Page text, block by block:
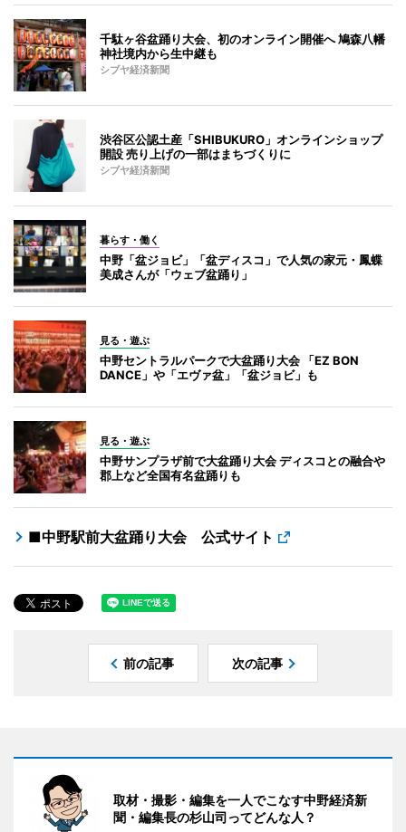
千駄ヶ谷盆踊り大会、初のオンライン開催へ 鳩森八幡
神社境内から生中継も
シブヤ経済新聞
渋谷区公認土産「SHIBUKURO」オンラインショップ
開設 売り上げの一部はまちづくりに
シブヤ経済新聞
暮らす・働く
中野「盆ジョビ」「盆ディスコ」で人気の家元・鳳蝶
美成さんが「ウェブ盆踊り」
見る・遊ぶ
中野セントラルパークで大盆踊り大会 「EZ BON
DANCE」や「エヴァ盆」「盆ジョビ」も
見る・遊ぶ
中野サンプラザ前で大盆踊り大会 ディスコとの融合や
郡上など全国有名盆踊りも
■中野駅前大盆踊り大会 公式サイト
前の記事 次の記事
取材・撮影・編集を一人でこなす中野経済新
聞・編集長の杉山司ってどんな人？